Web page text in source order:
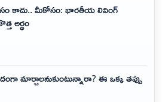
కాదు.. మీకోసం: భారతీయ లివింగ్
అర్థం
మార్చాలనుకుంటున్నారా? ఈ ఒక్క తప్పు